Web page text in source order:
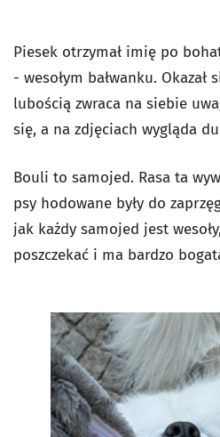
Piesek otrzymał imię po
- wesołym bałwanku.
lubością zwraca na siebie
się, a na zdjęciach wygląda
Bouli to samojed. Rasa ta
psy hodowane były do
jak każdy samojed jest
poszczekać i ma bardzo